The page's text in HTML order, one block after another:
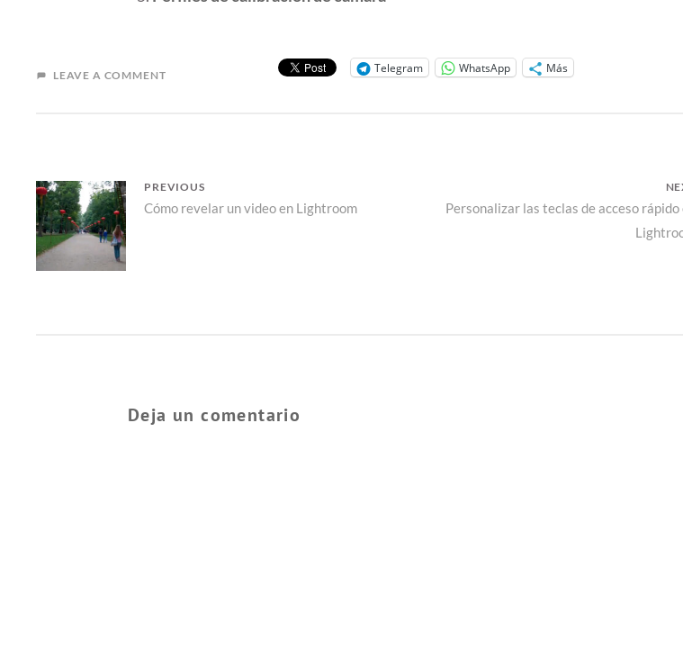
LEAVE A COMMENT Telegram WhatsApp Más
NAVEGACIÓN
DE
ENTRADAS
PREVIOUS
Previous
post:
Cómo revelar un video en Lightroom
Next
Personalizar las teclas de acceso rápido
Deja un comentario